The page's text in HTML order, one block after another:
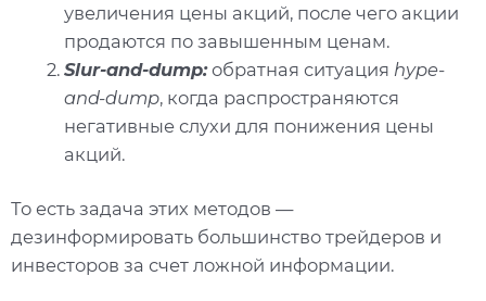
увеличения цены акций, после чего акции
продаются по завышенным ценам.
Slur-and-dump:обратная ситуация hype-
and-dump, когда распространяются
негативные слухи для понижения цены
акций.
То есть задача этих методов —
дезинформировать большинство трейдеров и
инвесторов за счет ложной информации.